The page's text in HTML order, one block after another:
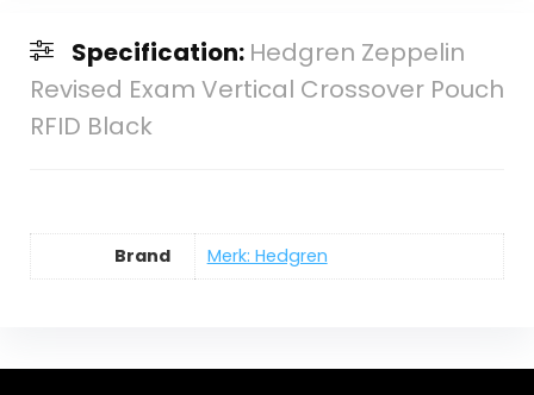
Specification: Hedgren Zeppelin
Revised Exam Vertical Crossover Pouch
RFID Black
Brand Merk: Hedgren